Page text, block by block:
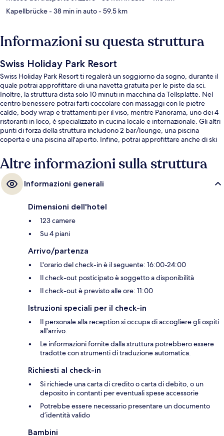
Kapellbrücke- 38 min in auto- 59.5 km
Informazioni su questa struttura
Swiss Holiday Park Resort
Swiss Holiday Park Resort ti regalerà un soggiorno da sogno, durante il
quale potrai approfittare di una navetta gratuita per le piste da sci.
Inoltre, la struttura dista solo 10 minuti in macchina da Tellsplatte. Nel
centro benessere potrai farti coccolare con massaggi con le pietre
calde, body wrap e trattamenti per il viso, mentre Panorama, uno dei 4
ristoranti in loco, è specializzato in cucina locale e internazionale. Gli altri
punti di forza della struttura includono 2 bar/lounge, una piscina
coperta e una piscina all'aperto. Infine, potrai approfittare anche di ski
Altre informazioni sulla struttura
Informazioni generali
Dimensioni dell'hotel
123 camere
Su 4 piani
Arrivo/partenza
L'orario del check-in è il seguente: 16:00-24:00
Il check-out posticipato è soggetto a disponibilità
Il check-out è previsto alle ore: 11:00
Istruzioni speciali per il check-in
Il personale alla reception si occupa di accogliere gli ospiti
all'arrivo.
Le informazioni fornite dalla struttura potrebbero essere
tradotte con strumenti di traduzione automatica.
Richiesti al check-in
Si richiede una carta di credito o carta di debito, o un
deposito in contanti per eventuali spese accessorie
Potrebbe essere necessario presentare un documento
d’identità valido
Bambini